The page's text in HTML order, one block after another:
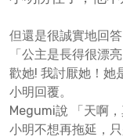
但還是很誠實地回答
「公主是長得很漂
歡她! 我討厭她！她
小明回覆。
Megumi說 「天啊
小明不想再拖延，